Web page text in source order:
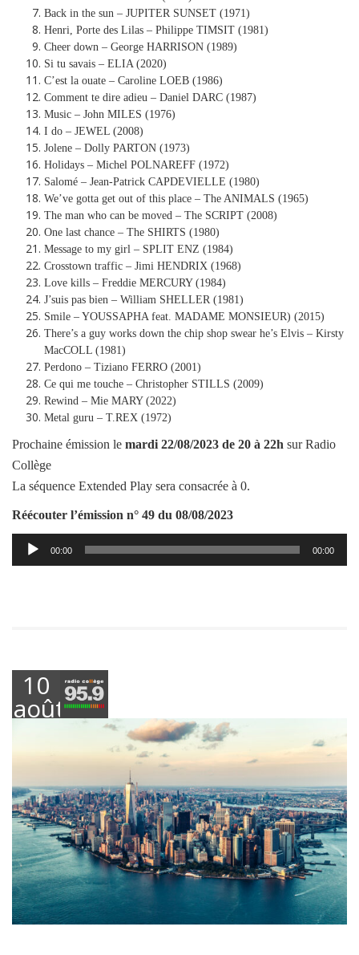
Back in the sun – JUPITER SUNSET (1971)
Henri, Porte des Lilas – Philippe TIMSIT (1981)
Cheer down – George HARRISON (1989)
Si tu savais – ELIA (2020)
C’est la ouate – Caroline LOEB (1986)
Comment te dire adieu – Daniel DARC (1987)
Music – John MILES (1976)
I do – JEWEL (2008)
Jolene – Dolly PARTON (1973)
Holidays – Michel POLNAREFF (1972)
Salomé – Jean-Patrick CAPDEVIELLE (1980)
We’ve gotta get out of this place – The ANIMALS (1965)
The man who can be moved – The SCRIPT (2008)
One last chance – The SHIRTS (1980)
Message to my girl – SPLIT ENZ (1984)
Crosstown traffic – Jimi HENDRIX (1968)
Love kills – Freddie MERCURY (1984)
J’suis pas bien – William SHELLER (1981)
Smile – YOUSSAPHA feat. MADAME MONSIEUR) (2015)
There’s a guy works down the chip shop swear he’s Elvis – Kirsty
MacCOLL (1981)
Perdono – Tiziano FERRO (2001)
Ce qui me touche – Christopher STILLS (2009)
Rewind – Mie MARY (2022)
Metal guru – T.REX (1972)
Prochaine émission le mardi 22/08/2023 de 20 à 22h sur Radio
Collège
La séquence Extended Play sera consacrée à 0.
Réécouter l’émission n° 49 du 08/08/2023
Lecteur
audio
00:00 00:00
10
août